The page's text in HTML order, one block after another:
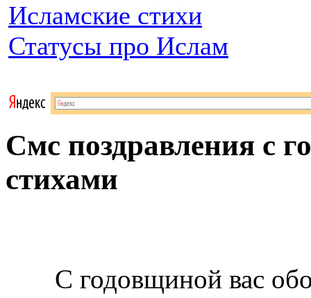
Исламские стихи
Статусы про Ислам
Смс поздравления с
стихами
С годовщиной вас